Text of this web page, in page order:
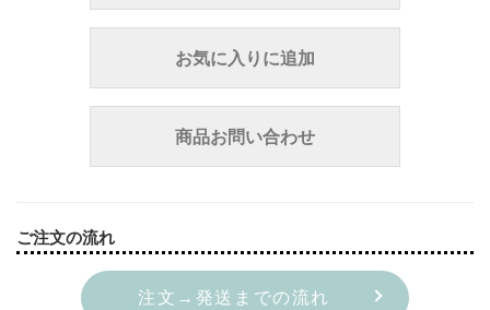
お気に入りに追加
商品お問い合わせ
ご注文の流れ
注文→発送までの流れ